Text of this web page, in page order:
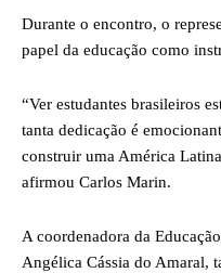
Durante o encontro, o
papel da educação como
“Ver estudantes brasileiros
tanta dedicação é
construir uma América
afirmou Carlos Marin.
A coordenadora da
Angélica Cássia do Amaral,